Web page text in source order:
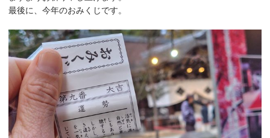
最後に、今年のおみくじです。